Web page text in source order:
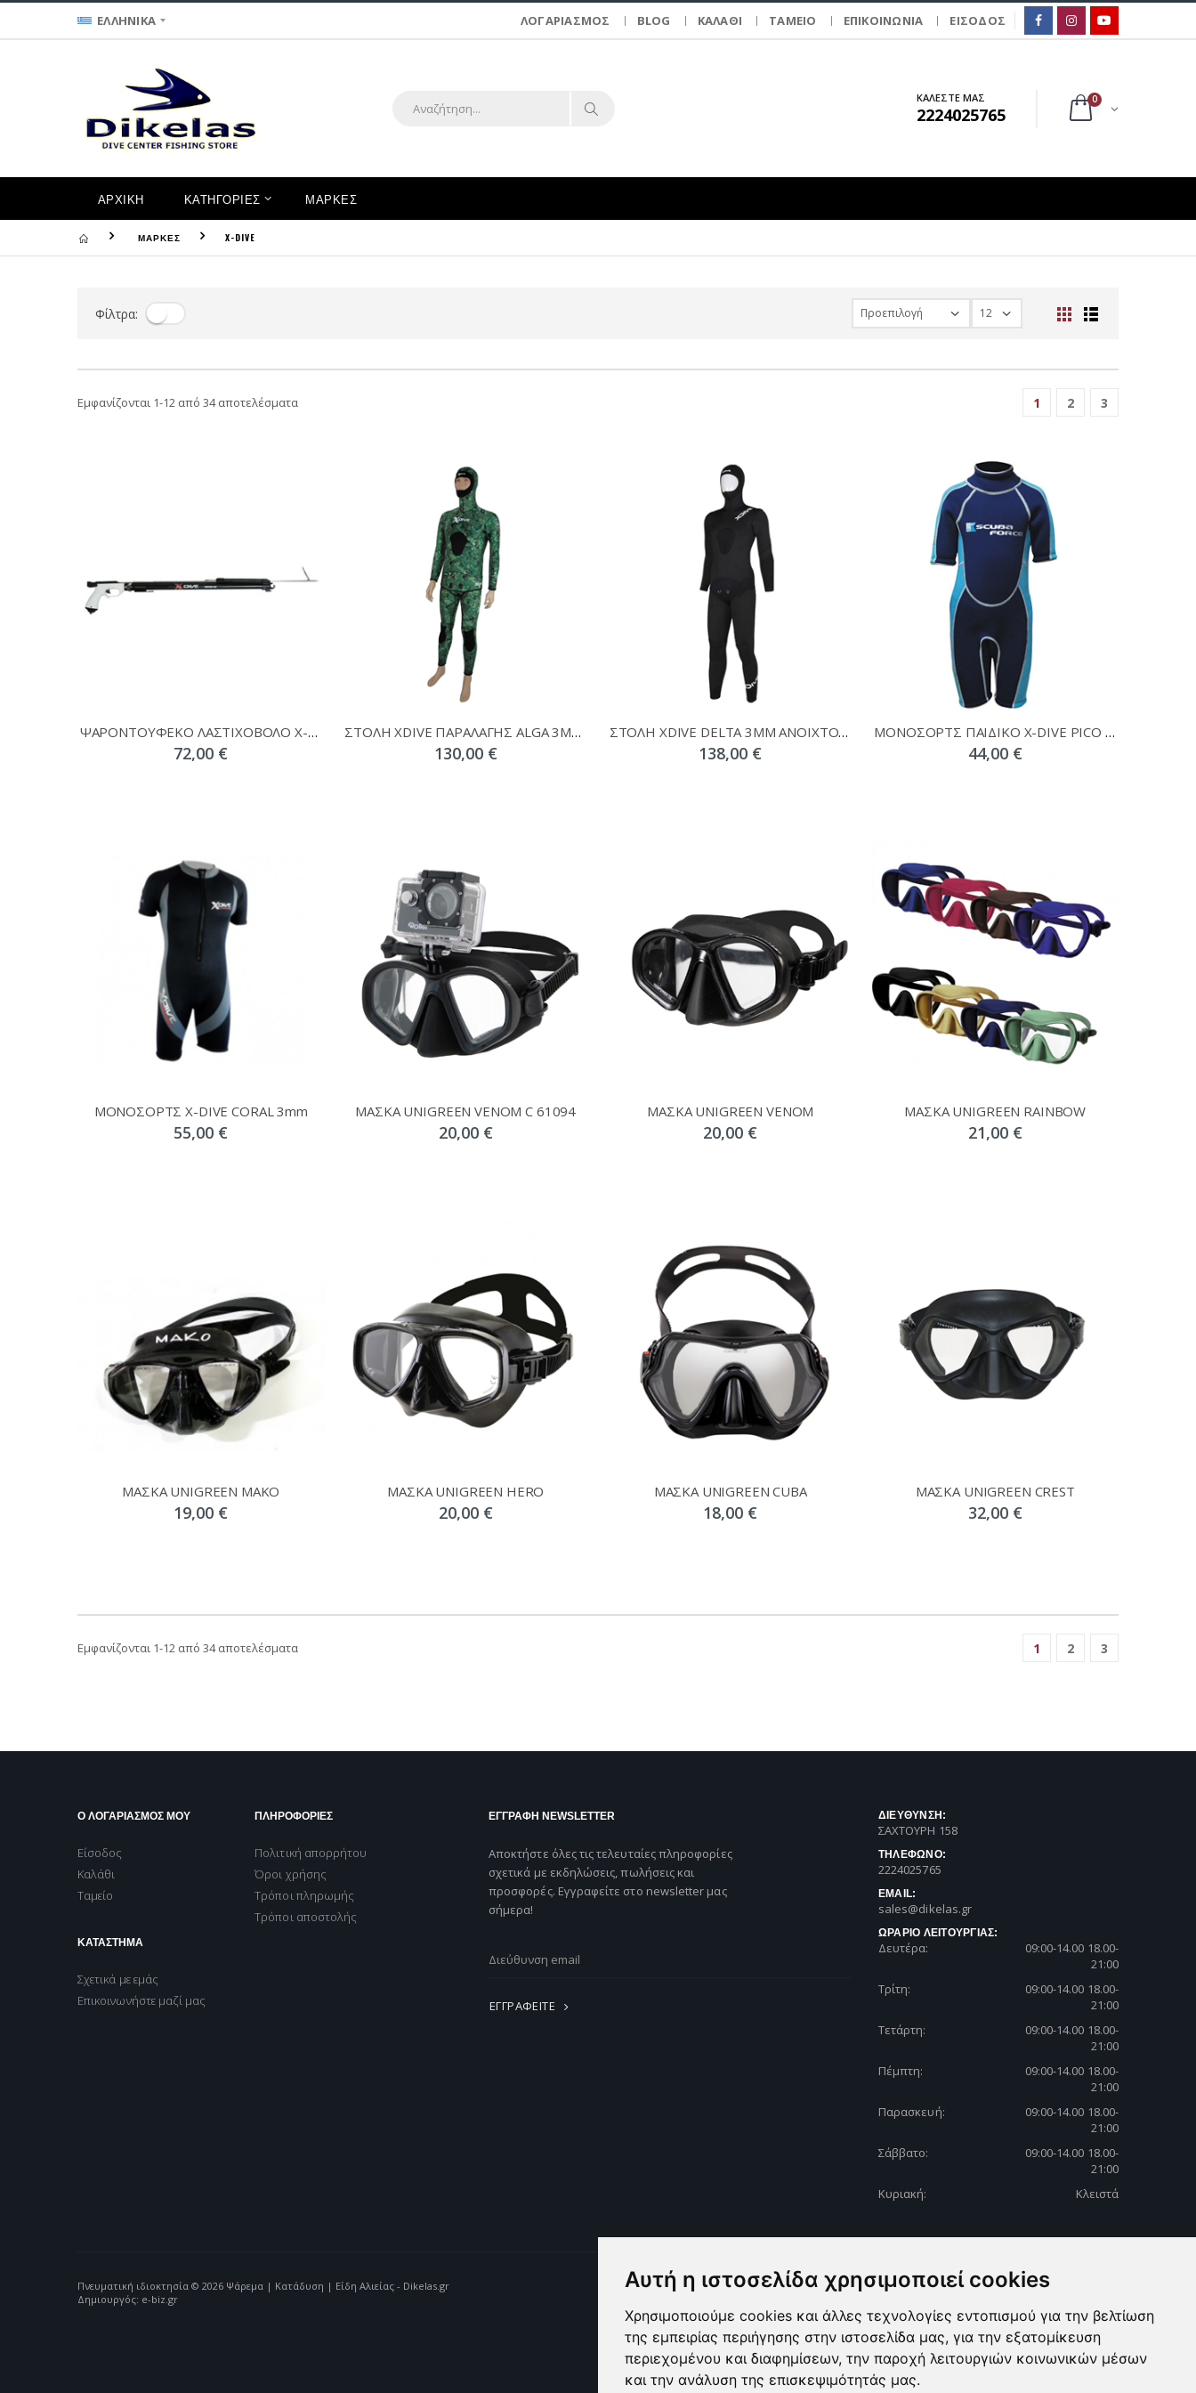
Αυτή η ιστοσελίδα χρησιμοποιεί cookies
Χρησιμοποιούμε cookies και άλλες τεχνολογίες εντοπισμού για την βελτίωση
της εμπειρίας περιήγησης στην ιστοσελίδα μας, για την εξατομίκευση
περιεχομένου και διαφημίσεων, την παροχή λειτουργιών κοινωνικών μέσων
και την ανάλυση της επισκεψιμότητάς μας.
ΕΛΛΗΝΙΚΑ ΛΟΓΑΡΙΑΣΜΟΣ BLOG ΚΑΛΑΘΙ ΤΑΜΕΙΟ ΕΠΙΚΟΙΝΩΝΙΑ ΕΙΣΟΔΟΣ
ΚΑΛΕΣΤΕ ΜΑΣ
2224025765
0
ΑΡΧΙΚΗ ΚΑΤΗΓΟΡΙΕΣ ΜΑΡΚΕΣ
ΜΑΡΚΕΣ X-DIVE
Φίλτρα:
Εμφανίζονται 1-12 από 34 αποτελέσματα 1 2 3
ΨΑΡΟΝΤΟΥΦΕΚΟ ΛΑΣΤΙΧΟΒΟΛΟ X-DIVE TRITON
72,00 €
ΣΤΟΛΗ XDIVE ΠΑΡΑΛΑΓΗΣ ALGA 3MM ΑΝΟΙΧΤΟΥ ΠΟΡΟΥ
130,00 €
ΣΤΟΛΗ XDIVE DELTA 3MM ΑΝΟΙΧΤΟΥ ΠΟΡΟΥ
138,00 €
ΜΟΝΟΣΟΡΤΣ ΠΑΙΔΙΚΟ X-DIVE PICO JR 3mm
44,00 €
ΜΟΝΟΣΟΡΤΣ X-DIVE CORAL 3mm
55,00 €
ΜΑΣΚΑ UNIGREEN VENOM C 61094
20,00 €
ΜΑΣΚΑ UNIGREEN VENOM
20,00 €
ΜΑΣΚΑ UNIGREEN RAINBOW
21,00 €
ΜΑΣΚΑ UNIGREEN MAKO
19,00 €
ΜΑΣΚΑ UNIGREEN HERO
20,00 €
ΜΑΣΚΑ UNIGREEN CUBA
18,00 €
ΜΑΣΚΑ UNIGREEN CREST
32,00 €
Εμφανίζονται 1-12 από 34 αποτελέσματα 1 2 3
Ο ΛΟΓΑΡΙΑΣΜΟΣ ΜΟΥ
Είσοδος
Καλάθι
Ταμείο
ΚΑΤΑΣΤΗΜΑ
Σχετικά με εμάς
Επικοινωνήστε μαζί μας
ΠΛΗΡΟΦΟΡΙΕΣ
Πολιτική απορρήτου
Όροι χρήσης
Τρόποι πληρωμής
Τρόποι αποστολής
ΕΓΓΡΑΦΗ NEWSLETTER
Αποκτήστε όλες τις τελευταίες πληροφορίες
σχετικά με εκδηλώσεις, πωλήσεις και
προσφορές. Εγγραφείτε στο newsletter μας
σήμερα!
ΕΓΓΡΑΦΕΙΤΕ
ΔΙΕΥΘΥΝΣΗ:
ΣΑΧΤΟΥΡΗ 158
ΤΗΛΕΦΩΝΟ:
2224025765
EMAIL:
sales@dikelas.gr
ΩΡΑΡΙΟ ΛΕΙΤΟΥΡΓΙΑΣ:
Δευτέρα:
09:00-14.00 18.00-
21:00
Τρίτη:
09:00-14.00 18.00-
21:00
Τετάρτη:
09:00-14.00 18.00-
21:00
Πέμπτη:
09:00-14.00 18.00-
21:00
Παρασκευή:
09:00-14.00 18.00-
21:00
Σάββατο:
09:00-14.00 18.00-
21:00
Κυριακή:
Κλειστά
Πνευματική ιδιοκτησία © 2026 Ψάρεμα | Κατάδυση | Είδη Αλιείας - Dikelas.gr
Δημιουργός: e-biz.gr